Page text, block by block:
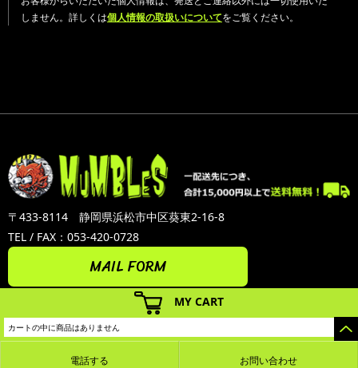
MY CART
カートの中に商品はありません
しません。詳しくは個人情報の取扱いについてをご覧ください。
〒433-8114 静岡県浜松市中区葵東2-16-8
TEL / FAX：053-420-0728
MAIL FORM
カラーミーショップ Copyright (C) 2005-2026 GMOペパボ株式会社All Rights Reserved.
電話する お問い合わせ